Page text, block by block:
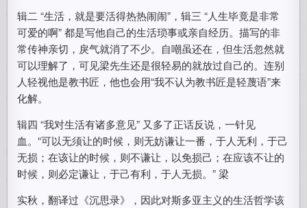
辑二 “生活，就是要活得热热闹闹”，辑三 “人生毕竟是非常
可爱的啊” 都是写他自己的生活琐事或亲自经历。描写的非
常传神亲切，戾气就消了不少。自嘲虽还在，但生活忽然就
可以理解了，可见梁先生还是很轻易的就放过自己的。连别
人轻视他是教书匠，他也会用“我不认为教书匠是轻蔑语”来
化解。
辑四 “我对生活有诸多意见” 又多了正话反说，一针见
血。“可以无须让的时候，则无妨谦让一番，于人无利，于己
无损；在该让的时候，则不谦让，以免损己；在应该不让的
时候，则必定谦让，于己有利，于人无损。” 梁
实秋，翻译过《沉思录》，因此对斯多亚主义的生活哲学该